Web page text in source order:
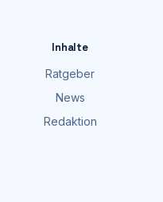
Inhalte
Ratgeber
News
Redaktion